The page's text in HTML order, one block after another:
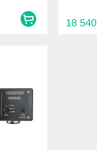
18 540